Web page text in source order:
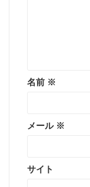
名前 ※
メール ※
サイト